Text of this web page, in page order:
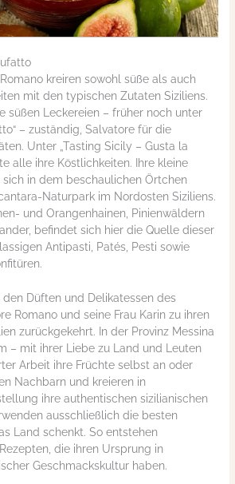
kreiren sowohl süße als auch
mit den typischen Zutaten Siziliens.
süßen Leckereien – früher noch unter
– zuständig, Salvatore für die
Unter „Tasting Sicily – Gusta la
alle ihre Köstlichkeiten. Ihre kleine
in dem beschaulichen Örtchen
Naturpark im Nordosten Siziliens.
und Orangenhainen, Pinienwäldern
befindet sich hier die Quelle dieser
Antipasti, Patés, Pesti sowie
Düften und Delikatessen des
Romano und seine Frau Karin zu ihren
zurückgekehrt. In der Provinz Messina
– mit ihrer Liebe zu Land und Leuten
Arbeit ihre Früchte selbst an oder
Nachbarn und kreieren in
ihre authentischen sizilianischen
ausschließlich die besten
Land schenkt. So entstehen
die ihren Ursprung in
Geschmackskultur haben.